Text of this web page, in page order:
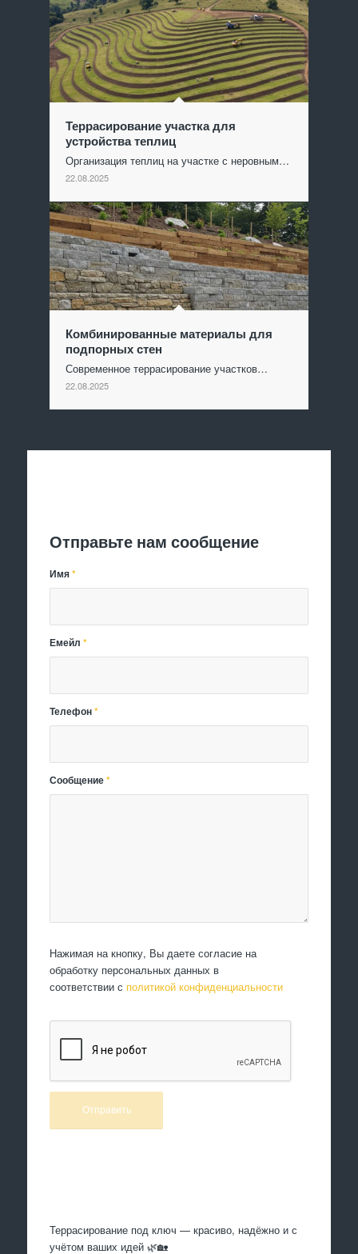
Террасирование участка для
устройства теплиц
Организация теплиц на участке с неровным…
22.08.2025
Комбинированные материалы для
подпорных стен
Современное террасирование участков…
22.08.2025
Отправьте нам сообщение
Имя*
Емейл*
Телефон*
Сообщение*
Нажимая на кнопку, Вы даете согласие на
обработку персональных данных в
соответствии с политикой конфиденциальности
Террасирование под ключ — красиво, надёжно и с
учётом ваших идей 🌿🏡